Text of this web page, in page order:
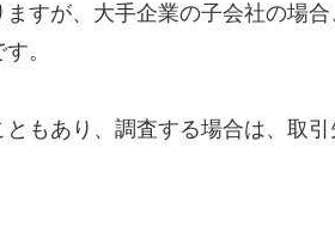
すが、大手企業の子会社の場
。
もあり、調査する場合は、取